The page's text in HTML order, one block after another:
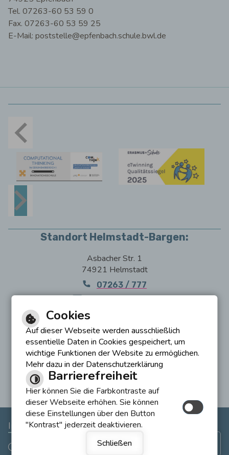
Tel. 07263-60 53 59 0
Fax. 07263-60 53 59 25
E-Mail: poststelle@epfenbach.schule.bwl.de
Standort Helmstadt-Bargen:
Asbacher Str. 1
74921 Helmstadt
07263 / 777
Standort Epfenbach:
Westliche Ringstr. 2
74925 Epfenbach
07263/6053590
E-Mail schreiben
Inhalt|Impressum|Datenschutzerklärung
Cookies
Auf dieser Webseite werden ausschließlich
essentielle Daten in Cookies gespeichert, um
wichtige Funktionen der Website zu ermöglichen.
Mehr dazu in der Datenschutzerklärung
Barrierefreiheit
Hier können Sie die Farbkontraste auf
dieser Webseite erhöhen. Sie können
diese Einstellungen über den Button
"Kontrast" jederzeit deaktivieren.
Schließen